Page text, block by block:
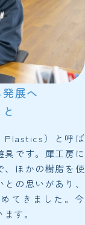
展へ
Plastics）と呼ば
です。犀工房に
、ほかの樹脂を使
の思いがあり、
てきました。今
す。